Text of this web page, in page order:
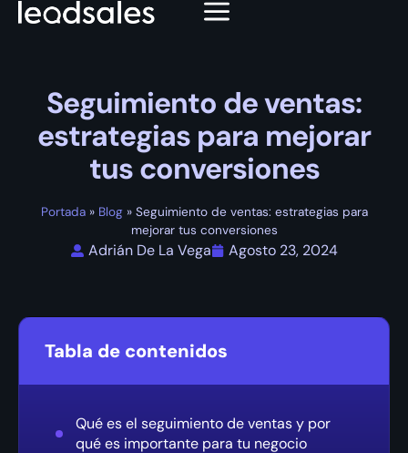
Seguimiento de ventas:
estrategias para mejorar
tus conversiones
Portada» Blog» Seguimiento de ventas: estrategias para
mejorar tus conversiones
Adrián De La Vega Agosto 23, 2024
Tabla de contenidos
Qué es el seguimiento de ventas y por
qué es importante para tu negocio